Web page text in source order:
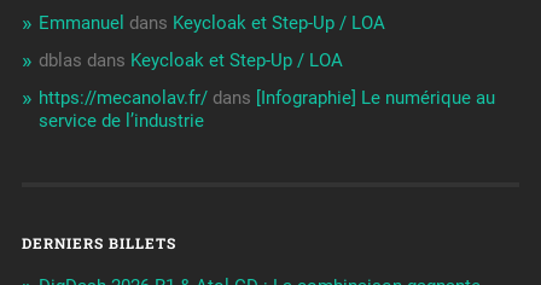
Emmanuel dans Keycloak et Step-Up / LOA
dblas dans Keycloak et Step-Up / LOA
https://mecanolav.fr/dans [Infographie] Le numérique au
service de l’industrie
DERNIERS BILLETS